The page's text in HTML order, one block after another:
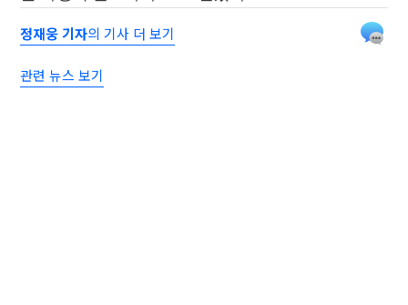
정재웅 기자의 기사 더 보기
관련 뉴스 보기